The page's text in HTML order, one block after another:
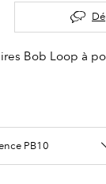
Bob Loop à
PB10